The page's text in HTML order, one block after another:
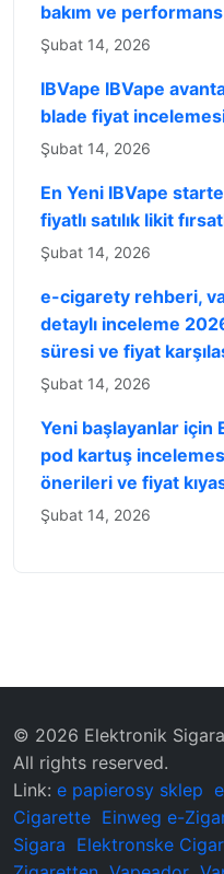
bakım ve
Şubat 14, 2026
IBVape IBVape
blade fiyat
Şubat 14, 2026
En Yeni IBVape
fiyatlı satılık likit
Şubat 14, 2026
e-cigarety rehberi,
detaylı inceleme
süresi ve fiyat
Şubat 14, 2026
Yeni başlayanlar
pod kartuş
önerileri ve fiyat
Şubat 14, 2026
© 2026 Elektronik
All rights reserved.
Link: e papierosy sklep
Cigarette Einweg e-
Sigara Elektronske